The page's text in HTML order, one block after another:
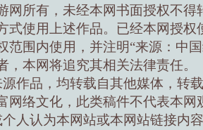
网所有，未经本网书面授权不得
式使用上述作品。已经本网授权
范围内使用，并注明“来源：中
，本网将追究其相关法律责任。
作品，均转载自其他媒体，转
网络文化，此类稿件不代表本网
人认为本网站或本网站链接内